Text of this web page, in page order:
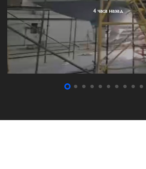
4 часа назад